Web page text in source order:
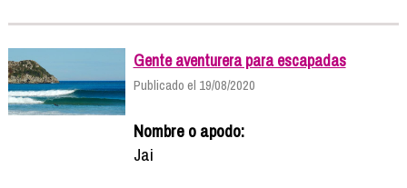
Gente aventurera para escapadas
Publicado el 19/08/2020
Nombre o apodo:
Jai